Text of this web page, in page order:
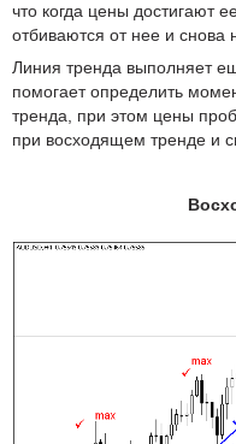
что когда цены достигают
отбиваются от нее и снова
Линия тренда выполняет
помогает определить
тренда, при этом цены
при восходящем тренде и